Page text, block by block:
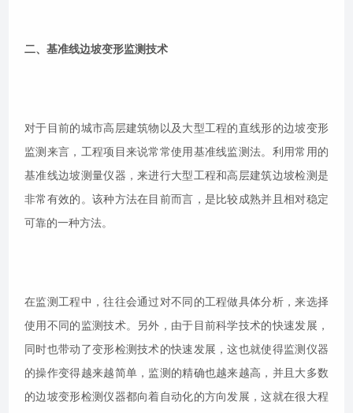
二、基准线边坡变形监测技术
对于目前的城市高层建筑物以及大型工程的直线形的边坡变形
监测来言，工程项目来说常常使用基准线监测法。利用常用的
基准线边坡测量仪器，来进行大型工程和高层建筑边坡检测是
非常有效的。该种方法在目前而言，是比较成熟并且相对稳定
可靠的一种方法。
在监测工程中，往往会通过对不同的工程做具体分析，来选择
使用不同的监测技术。另外，由于目前科学技术的快速发展，
同时也带动了变形检测技术的快速发展，这也就使得监测仪器
的操作变得越来越简单，监测的精确也越来越高，并且大多数
的边坡变形检测仪器都向着自动化的方向发展，这就在很大程